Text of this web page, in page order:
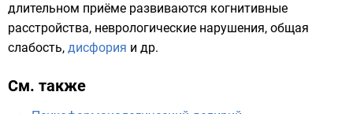
длительном приёме развиваются когнитивные
расстройства, неврологические нарушения, общая
слабость, дисфория и др.
См. также